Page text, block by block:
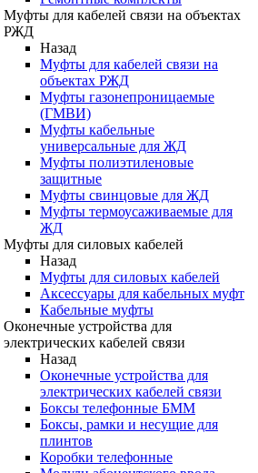
Муфты для кабелей связи на объектах
РЖД
Назад
Муфты для кабелей связи на
объектах РЖД
Муфты газонепроницаемые
(ГМВИ)
Муфты кабельные
универсальные для ЖД
Муфты полиэтиленовые
защитные
Муфты свинцовые для ЖД
Муфты термоусаживаемые для
ЖД
Муфты для силовых кабелей
Назад
Муфты для силовых кабелей
Аксессуары для кабельных муфт
Кабельные муфты
Оконечные устройства для
электрических кабелей связи
Назад
Оконечные устройства для
электрических кабелей связи
Боксы телефонные БММ
Боксы, рамки и несущие для
плинтов
Коробки телефонные